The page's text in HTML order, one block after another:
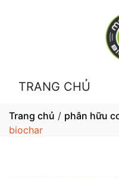
TRANG CHỦ
Trang chủ / phân hữu
biochar